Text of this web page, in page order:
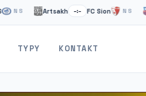
Artsakh –:– FC Sion NS Paide
TYPY KONTAKT